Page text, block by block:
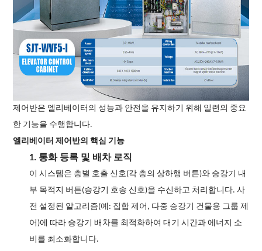
제어반은 엘리베이터의 성능과 안전을 유지하기 위해 일련의 중요
한 기능을 수행합니다.
엘리베이터 제어반의 핵심 기능
1. 통화 등록 및 배차 로직
이 시스템은 층별 호출 신호(각 층의 상하행 버튼)와 승강기 내
부 목적지 버튼(승강기 호송 신호)을 수신하고 처리합니다. 사
전 설정된 알고리즘(예: 집합 제어, 다중 승강기 건물용 그룹 제
어)에 따라 승강기 배차를 최적화하여 대기 시간과 에너지 소
비를 최소화합니다.